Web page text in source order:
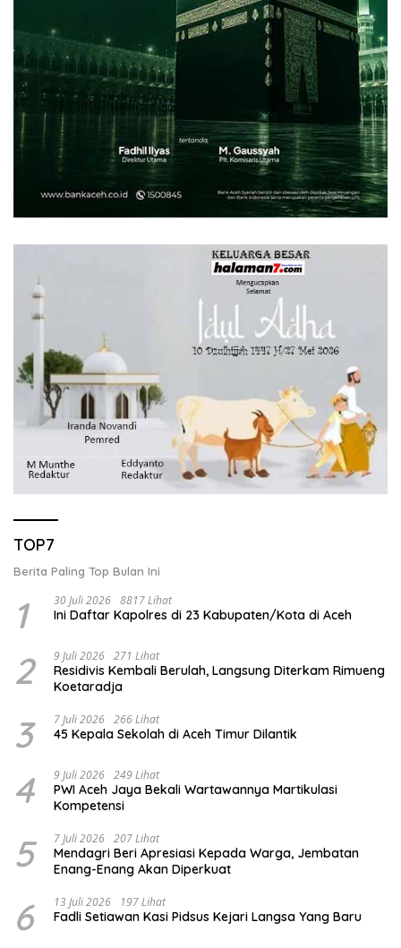
TOP7
Berita Paling Top Bulan Ini
1 30 Juli 2026 8817 Lihat
Ini Daftar Kapolres di 23 Kabupaten/Kota di Aceh
2 9 Juli 2026 271 Lihat
Residivis Kembali Berulah, Langsung Diterkam Rimueng
Koetaradja
3 7 Juli 2026 266 Lihat
45 Kepala Sekolah di Aceh Timur Dilantik
4 9 Juli 2026 249 Lihat
PWI Aceh Jaya Bekali Wartawannya Martikulasi
Kompetensi
5 7 Juli 2026 207 Lihat
Mendagri Beri Apresiasi Kepada Warga, Jembatan
Enang-Enang Akan Diperkuat
6 13 Juli 2026 197 Lihat
Fadli Setiawan Kasi Pidsus Kejari Langsa Yang Baru